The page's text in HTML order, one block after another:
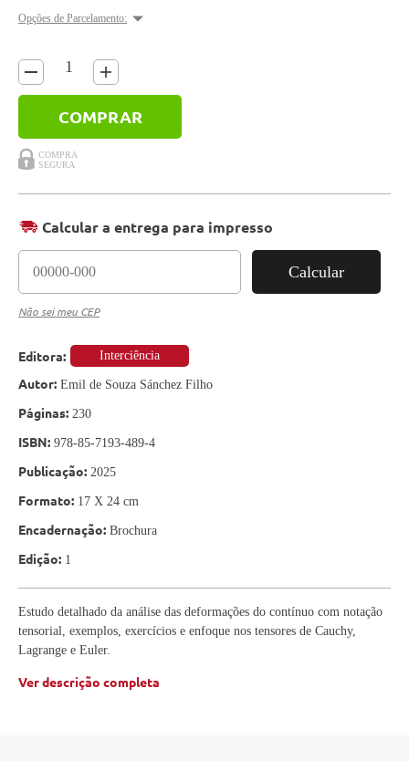
Editora: Interciência
Autor: Emil de Souza Sánchez Filho
Páginas: 230
ISBN: 978-85-7193-489-4
Publicação: 2025
Formato: 17 X 24 cm
Encadernação: Brochura
Edição: 1
Estudo detalhado da análise das deformações do contínuo com notação
tensorial, exemplos, exercícios e enfoque nos tensores de Cauchy,
Lagrange e Euler.
Ver descrição completa
Opções de Parcelamento:
COMPRAR
Calcular a entrega para impresso
Calcular
Não sei meu CEP